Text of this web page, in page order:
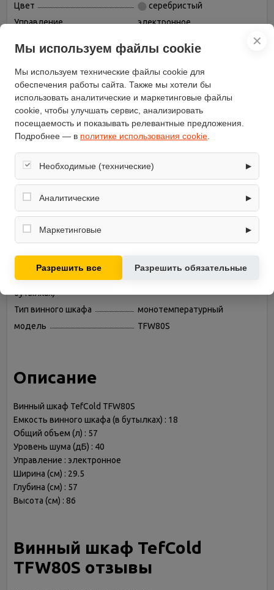
Цвет
серебристый
Управление
электронное
Ширина (см)
29.5
Бренд
TefCold
Высота (см)
86
Количество дверей
1
Хладагент
R600a (изобутан)
Возможность
перевешивания двери
Количество камер
1
Общий объем (л)
Дополнительные
возможности
индикация температуры
Количество компрессоров
Энергопотребление (кВтч/
Емкость винного шкафа (в
бутылках)
Тип винного шкафа
монотемпературный
модель
TFW80S
Описание
Винный шкаф TefCold TFW80S
Емкость винного шкафа (в бутылках) : 18
Общий объем (л) : 57
Уровень шума (дБ) : 40
Управление : электронное
Ширина (см) : 29.5
Глубина (см) : 57
Высота (см) : 86
Винный шкаф TefCold
TFW80S отзывы
✕
Мы используем файлы cookie
Мы используем технические файлы cookie для
обеспечения работы сайта. Также мы хотели бы
использовать аналитические и маркетинговые файлы
cookie, чтобы улучшать сервис, анализировать
посещаемость и показывать релевантные предложения.
Подробнее — в политике использования cookie
Необходимые (технические) ▶
Обеспечивают корректную работу сайта: оформление
заказа, корзина, вход в личный кабинет. Без них основные
Аналитические ▶
Собирают обезличенную информацию о посещениях и
использовании сайта (например, счётчики аналитики),
Маркетинговые ▶
предложений на основе ваших интересов.
Разрешить все Разрешить обязательные